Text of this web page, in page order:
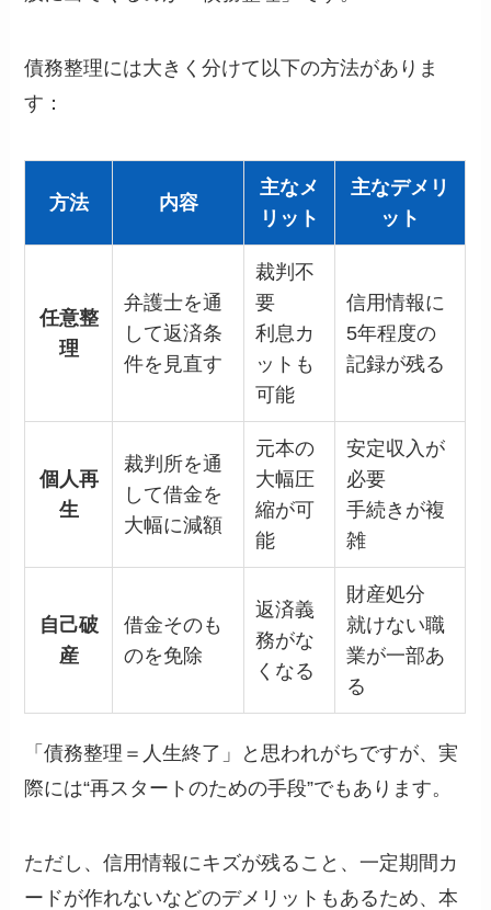
債務整理には大きく分けて以下の方法がありま
す：
方法 内容
主なメ
リット
主なデメリ
ット
任意整
理
弁護士を通
して返済条
件を見直す
裁判不
要
利息カ
ットも
可能
信用情報に
5年程度の
記録が残る
個人再
生
裁判所を通
して借金を
大幅に減額
元本の
大幅圧
縮が可
能
安定収入が
必要
手続きが複
雑
自己破
産
借金そのも
のを免除
返済義
務がな
くなる
財産処分
就けない職
業が一部あ
る
「債務整理＝人生終了」と思われがちですが、実
際には“再スタートのための手段”でもあります。
ただし、信用情報にキズが残ること、一定期間カ
ードが作れないなどのデメリットもあるため、本